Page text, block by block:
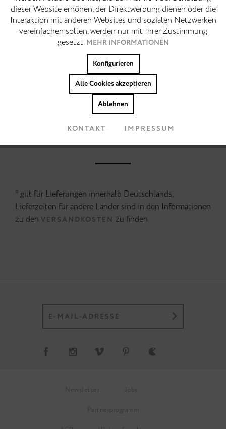
verbindet klassische Tennis-Sneaker-Einflüsse der
Achtziger mit einer reduzierten, modernen... MEHR
* gilt für Lieferungen innerhalb Deutschlands,
Lieferzeiten für andere Länder sind in den Informationen
zu den VERSANDKOSTEN zu finden
Newsletter Jobs
Partnerprogramm
Marketing Inaktiv
Tracking Inaktiv
Cookies akzeptieren
dieser Website erhöhen, der Direktwerbung dienen oder die
Interaktion mit anderen Websites und sozialen Netzwerken
vereinfachen sollen, werden nur mit Ihrer Zustimmung
gesetzt. MEHR INFORMATIONEN
Konfigurieren
Alle Cookies akzeptieren
Ablehnen
KONTAKT IMPRESSUM